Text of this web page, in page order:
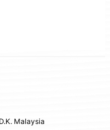
Malaysia